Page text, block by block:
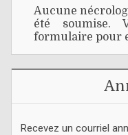
Aucune
été soumise.
formulaire pour
Recevez un courriel